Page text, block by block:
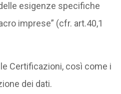
esigenze specifiche
imprese” (cfr. art.40,1
Certificazioni, così come i
dei dati.